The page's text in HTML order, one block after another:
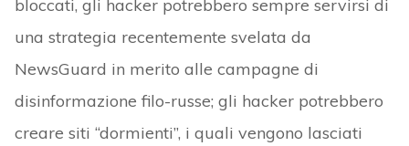
bloccati, gli hacker potrebbero sempre servirsi di
una strategia recentemente svelata da
NewsGuard in merito alle campagne di
disinformazione filo-russe; gli hacker potrebbero
creare siti “dormienti”, i quali vengono lasciati